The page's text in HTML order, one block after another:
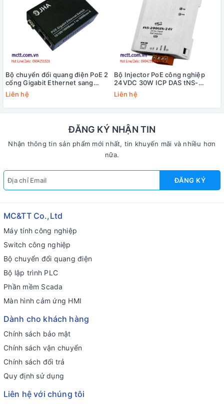
Bộ chuyển đổi quang điện PoE 2
cổng Gigabit Ethernet sang
quang JHA Tech JHA-GS12P
Liên hệ
Bộ Injector PoE công nghiệp
24VDC 30W ICP DAS tNS-
200GIN-24V CR
Liên hệ
ĐĂNG KÝ NHẬN TIN
Nhận thông tin sản phẩm mới nhất, tin khuyến mãi và nhiều hơn
nữa.
ĐĂNG KÝ
MC&TT Co.,Ltd
Máy tính công nghiệp
Switch công nghiệp
Bộ chuyển đổi quang điện
Bộ lập trình PLC
Phần mềm Scada
Màn hình cảm ứng HMI
Dành cho khách hàng
Chính sách bảo mật
Chính sách vận chuyển
Chính sách đổi trả
Quy định sử dụng
Liên hệ với chúng tôi